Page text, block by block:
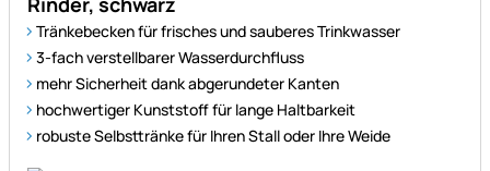
Noch keine Bewertungen
Verfügbar